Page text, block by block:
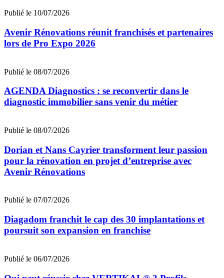
Publié le 10/07/2026
Avenir Rénovations réunit franchisés et partenaires
lors de Pro Expo 2026
Publié le 08/07/2026
AGENDA Diagnostics : se reconvertir dans le
diagnostic immobilier sans venir du métier
Publié le 08/07/2026
Dorian et Nans Cayrier transforment leur passion
pour la rénovation en projet d’entreprise avec
Avenir Rénovations
Publié le 07/07/2026
Diagadom franchit le cap des 30 implantations et
poursuit son expansion en franchise
Publié le 06/07/2026